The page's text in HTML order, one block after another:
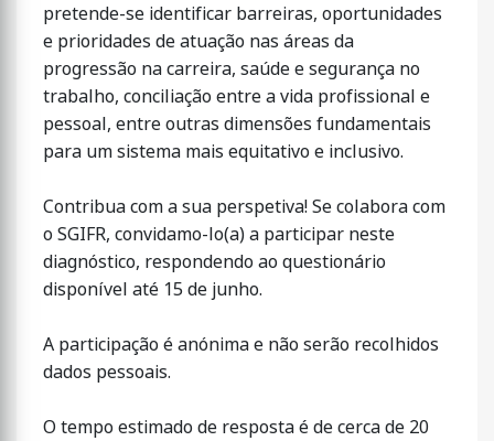
pretende-se identificar barreiras, oportunidades
e prioridades de atuação nas áreas da
progressão na carreira, saúde e segurança no
trabalho, conciliação entre a vida profissional e
pessoal, entre outras dimensões fundamentais
para um sistema mais equitativo e inclusivo.
Contribua com a sua perspetiva! Se colabora com
o SGIFR, convidamo-lo(a) a participar neste
diagnóstico, respondendo ao questionário
disponível até 15 de junho.
A participação é anónima e não serão recolhidos
dados pessoais.
O tempo estimado de resposta é de cerca de 20